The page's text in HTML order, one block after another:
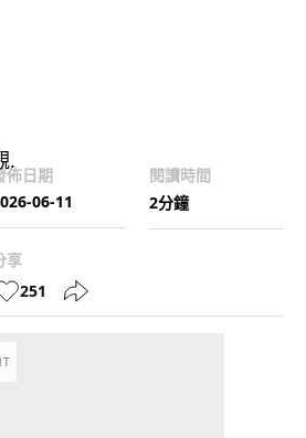
佈日期
06-11
閱讀時間
2分鐘
享
251